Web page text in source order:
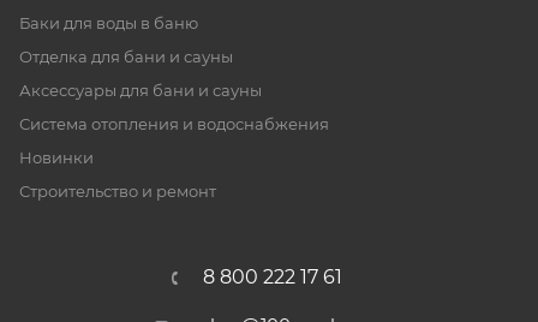
Баки для воды в баню
Отделка для бани и сауны
Аксессуары для бани и сауны
Система отопления и водоснабжения
Новинки
Строительство и ремонт
8 800 222 17 61